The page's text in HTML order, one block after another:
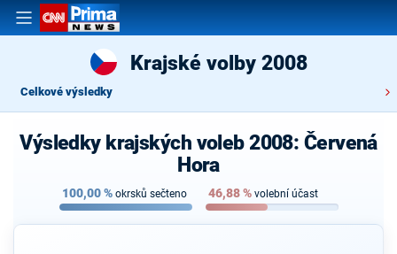
Krajské volby 2008
Celkové výsledky
Výsledky krajských voleb 2008: Červená
Hora
100,00% okrsků sečteno 46,88% volební účast